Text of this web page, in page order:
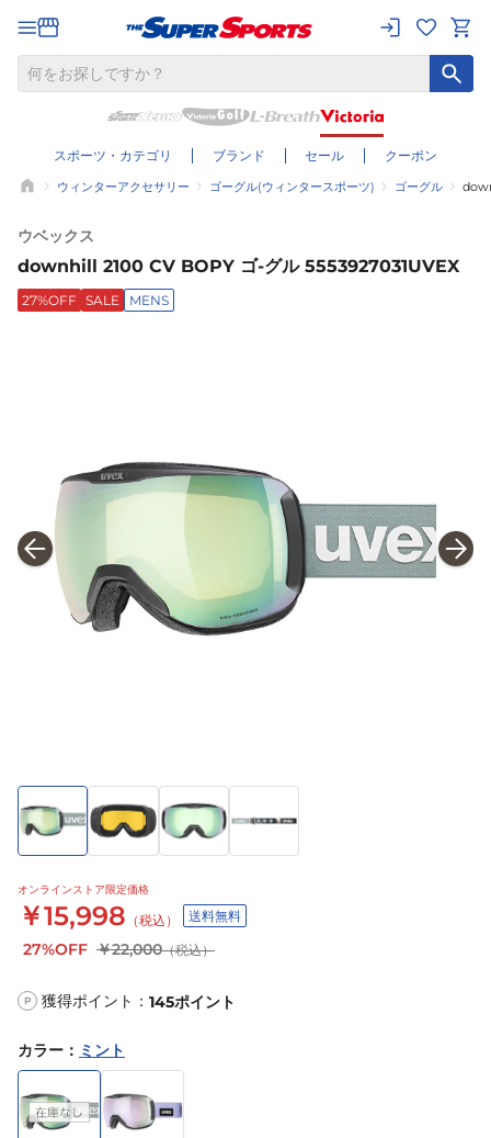
スポーツ・カテゴリ ブランド セール クーポン
ウィンターアクセサリー ゴーグル(ウィンタースポーツ) ゴーグル
ウベックス
downhill 2100 CV BOPY ゴ-グル 5553927031UVEX
27%OFF SALE MENS
オンラインストア限定価格
￥15,998 （税込） 送料無料
27%OFF ￥22,000（税込）
P 獲得ポイント： 145ポイント
カラー ： ミント